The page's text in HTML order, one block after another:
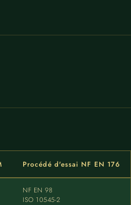
Procédé d'essai NF EN 176
NF EN 98
ISO 10545-2